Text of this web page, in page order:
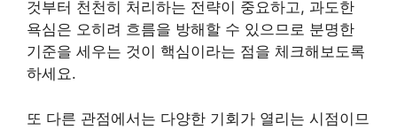
것부터 천천히 처리하는 전략이 중요하고, 과도한
욕심은 오히려 흐름을 방해할 수 있으므로 분명한
기준을 세우는 것이 핵심이라는 점을 체크해보도록
하세요.
또 다른 관점에서는 다양한 기회가 열리는 시점이므